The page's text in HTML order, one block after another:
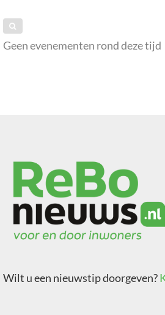
Geen evenementen rond deze tijd
Wilt u een nieuwstip doorgeven?